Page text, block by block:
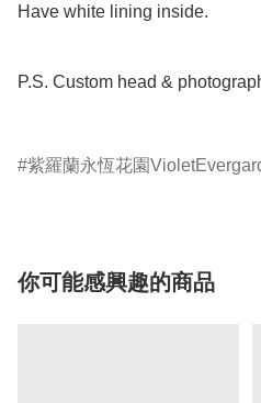
Have white lining inside.
P.S. Custom head &
紫羅蘭永恆花園
你可能感興趣的商品